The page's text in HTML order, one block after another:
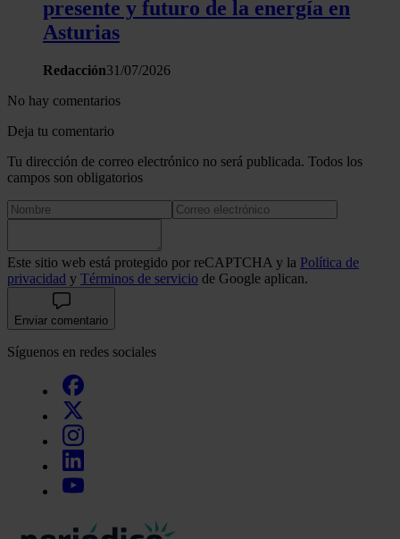
presente y futuro de la energía en
Asturias
Redacción31/07/2026
No hay comentarios
Deja tu comentario
Tu dirección de correo electrónico no será publicada. Todos los
campos son obligatorios
Este sitio web está protegido por reCAPTCHA y la Política de
privacidad y Términos de servicio de Google aplican.
Enviar comentario
Síguenos en redes sociales